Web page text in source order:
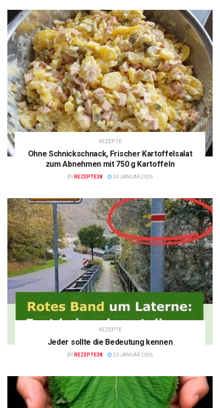
REZEPTE
Ohne Schnickschnack, Frischer Kartoffelsalat
zum Abnehmen mit 750 g Kartoffeln
BY REZEPTE38 24 JANUAR 2026
REZEPTE
Jeder sollte die Bedeutung kennen
BY REZEPTE38 23 JANUAR 2026